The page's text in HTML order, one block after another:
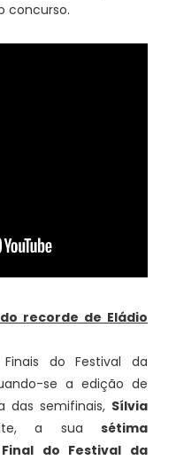
concurso.
recorde de Eládio
do Festival da
se a edição de
das semifinais, Sílvia
a suasétima
do Festival da